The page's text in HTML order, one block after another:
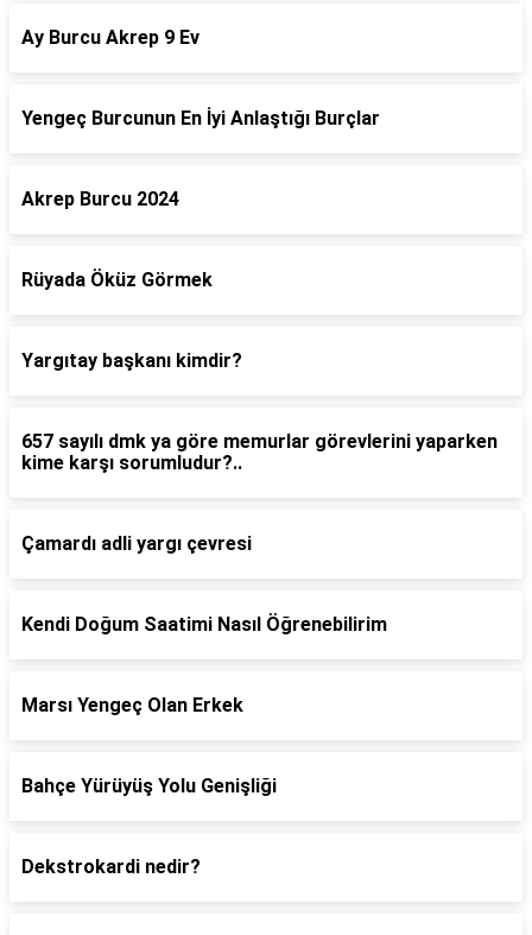
Ay Burcu Akrep 9 Ev
Yengeç Burcunun En İyi Anlaştığı Burçlar
Akrep Burcu 2024
Rüyada Öküz Görmek
Yargıtay başkanı kimdir?
657 sayılı dmk ya göre memurlar görevlerini yaparken
kime karşı sorumludur?..
Çamardı adli yargı çevresi
Kendi Doğum Saatimi Nasıl Öğrenebilirim
Marsı Yengeç Olan Erkek
Bahçe Yürüyüş Yolu Genişliği
Dekstrokardi nedir?